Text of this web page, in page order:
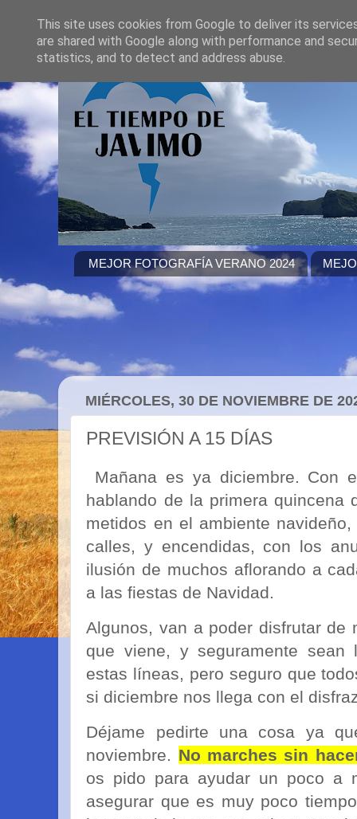
MEJOR FOTOGRAFÍA VERANO 2024
MIÉRCOLES, 30 DE NOVIEMBRE DE
PREVISIÓN A 15 DÍAS
Mañana es ya diciembre. Con
hablando de la primera quincena
metidos en el ambiente
calles, y encendidas, con los
ilusión de muchos aflorando a
a las fiestas de Navidad.
Algunos, van a poder disfrutar de
que viene, y seguramente
estas líneas, pero seguro que
si diciembre nos llega con el
Déjame pedirte una cosa ya
noviembre. No marches sin
os pido para ayudar un poco a
asegurar que es muy poco
This site uses cookies from Google to deliver its
are shared with Google along with performance and
statistics, and to detect and address abuse.